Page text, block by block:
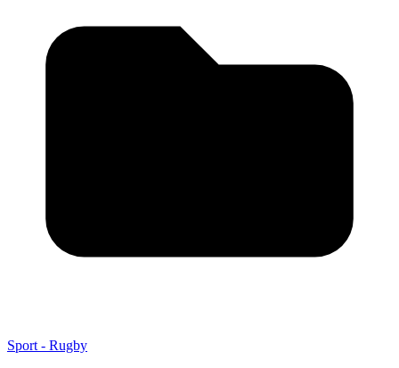
Sport - Rugby